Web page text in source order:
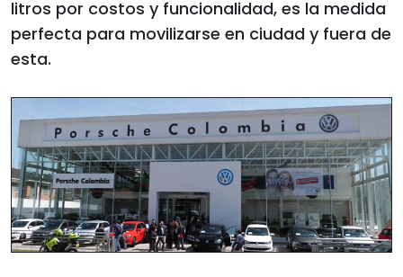
litros por costos y funcionalidad, es la medida
perfecta para movilizarse en ciudad y fuera de
esta.